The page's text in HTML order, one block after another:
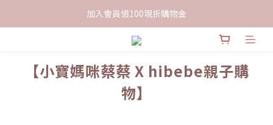
限時下單送餅乾乙包，滿$999免運
限時下單送餅乾乙包，滿$999免運
【小寶媽咪蔡蔡 X hibebe親子購
物】